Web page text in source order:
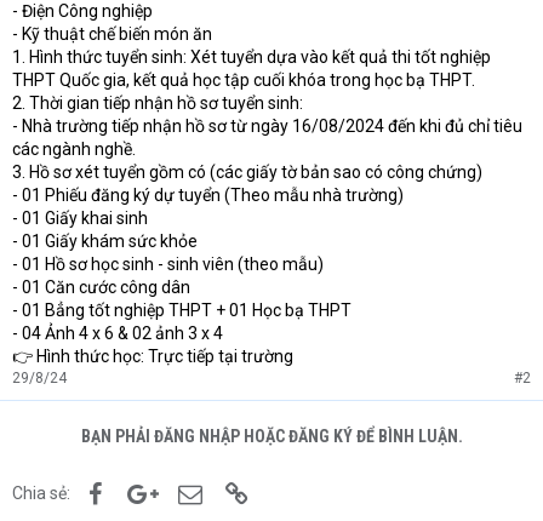
- Điện Công nghiệp
- Kỹ thuật chế biến món ăn
1. Hình thức tuyển sinh: Xét tuyển dựa vào kết quả thi tốt nghiệp
THPT Quốc gia, kết quả học tập cuối khóa trong học bạ THPT.
2. Thời gian tiếp nhận hồ sơ tuyển sinh:
- Nhà trường tiếp nhận hồ sơ từ ngày 16/08/2024 đến khi đủ chỉ tiêu
các ngành nghề.
3. Hồ sơ xét tuyển gồm có (các giấy tờ bản sao có công chứng)
- 01 Phiếu đăng ký dự tuyển (Theo mẫu nhà trường)
- 01 Giấy khai sinh
- 01 Giấy khám sức khỏe
- 01 Hồ sơ học sinh - sinh viên (theo mẫu)
- 01 Căn cước công dân
- 01 Bẳng tốt nghiệp THPT + 01 Học bạ THPT
- 04 Ảnh 4 x 6 & 02 ảnh 3 x 4
👉 Hình thức học: Trực tiếp tại trường
29/8/24 #2
BẠN PHẢI ĐĂNG NHẬP HOẶC ĐĂNG KÝ ĐỂ BÌNH LUẬN.
Chia sẻ: FacebookGoogle+Email